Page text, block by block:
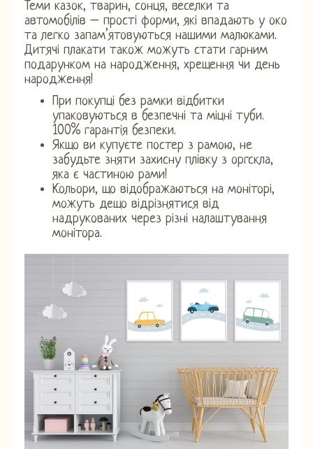
Теми казок, тварин, сонця, веселки та
автомобілів – прості форми, які впадають у око
та легко запам’ятовуються нашими малюками.
Дитячі плакати також можуть стати гарним
подарунком на народження, хрещення чи день
народження!
При покупці без рамки відбитки
упаковуються в безпечні та міцні туби.
100% гарантія безпеки.
Якщо ви купуєте постер з рамою, не
забудьте зняти захисну плівку з оргскла,
яка є частиною рами!
Кольори, що відображаються на моніторі,
можуть дещо відрізнятися від
надрукованих через різні налаштування
монітора.